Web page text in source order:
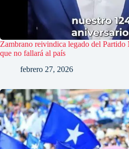
Zambrano reivindica legado del Partido
que no fallará al país
febrero 27, 2026